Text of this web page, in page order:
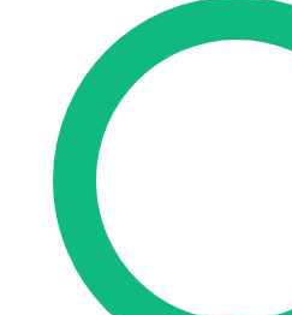
Consulenza SEO Studio Collegamenti
Consulenza SEO
Come funziona
Lingua
🇪🇸 ES
🇬🇧 EN
Accedi